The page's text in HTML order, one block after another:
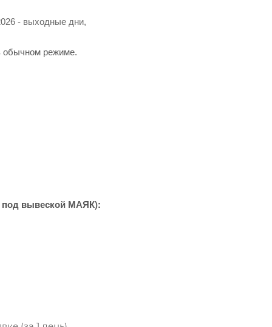
- выходные дни,
обычном режиме.
под вывеской МАЯК):